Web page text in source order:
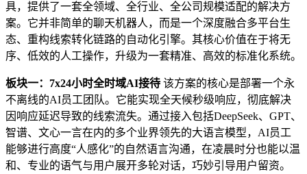
具，提供了一套全领域、全行业、全公司规模适配的解决方
案。它并非简单的聊天机器人，而是一个深度融合多平台生
态、重构线索转化链路的自动化引擎。其核心价值在于将无
序、低效的人工操作，升级为一套精准、高效的标准化系统。
板块一：7x24小时全时域AI接待 该方案的核心是部署一个永
不离线的AI员工团队。它能实现全天候秒级响应，彻底解决
因响应延迟导致的线索流失。通过接入包括DeepSeek、GPT、
智谱、文心一言在内的多个业界领先的大语言模型，AI员工
能够进行高度“人感化”的自然语言沟通，在凌晨时分也能以温
和、专业的语气与用户展开多轮对话，巧妙引导用户留资。